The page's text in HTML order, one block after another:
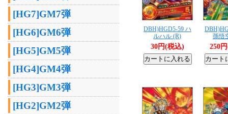
[HG7]GM7弾
[HG6]GM6弾
[HG5]GM5弾
[HG4]GM4弾
[HG3]GM3弾
[HG2]GM2弾
DBH)HGD5-59 ハ
ルハル (R)
30円(税込)
孫悟
250